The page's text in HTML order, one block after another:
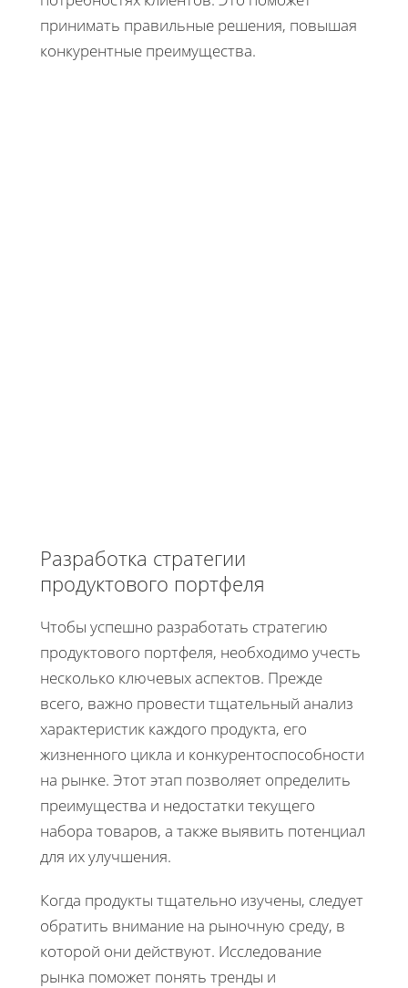
принимать правильные решения, повышая
конкурентные преимущества.
Разработка стратегии
продуктового портфеля
Чтобы успешно разработать стратегию
продуктового портфеля, необходимо учесть
несколько ключевых аспектов. Прежде
всего, важно провести тщательный анализ
характеристик каждого продукта, его
жизненного цикла и конкурентоспособности
на рынке. Этот этап позволяет определить
преимущества и недостатки текущего
набора товаров, а также выявить потенциал
для их улучшения.
Когда продукты тщательно изучены, следует
обратить внимание на рыночную среду, в
которой они действуют. Исследование
рынка поможет понять тренды и